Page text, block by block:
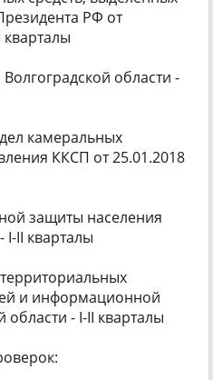
РФ от
области -
камеральных
ККСП от 25.01.2018
защиты населения
I-II кварталы
и информационной
области - I-II кварталы